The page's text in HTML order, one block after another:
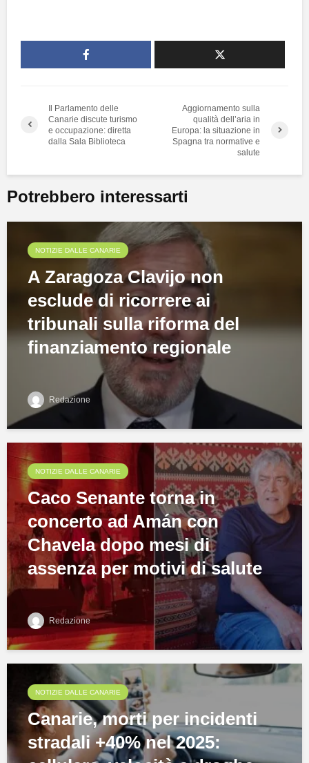
Il Parlamento delle
Canarie discute turismo
e occupazione: diretta
dalla Sala Biblioteca
Aggiornamento sulla
qualità dell’aria in
Europa: la situazione in
Spagna tra normative e
salute
Potrebbero interessarti
NOTIZIE DALLE CANARIE
A Zaragoza Clavijo non
esclude di ricorrere ai
tribunali sulla riforma del
finanziamento regionale
Redazione
NOTIZIE DALLE CANARIE
Caco Senante torna in
concerto ad Amán con
Chavela dopo mesi di
assenza per motivi di salute
Redazione
NOTIZIE DALLE CANARIE
Canarie, morti per incidenti
stradali +40% nel 2025: